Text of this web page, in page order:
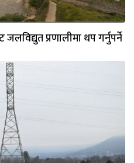
प्रणालीमा थप गर्नुपर्ने